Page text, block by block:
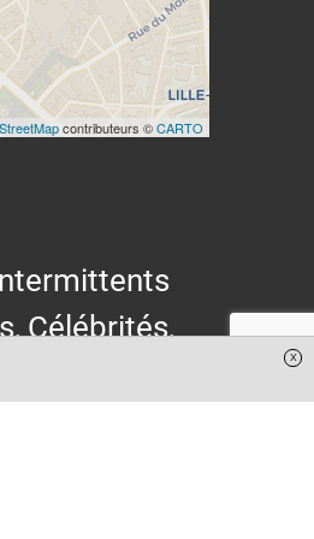
contributeurs ©CARTO
Célébrités,
x